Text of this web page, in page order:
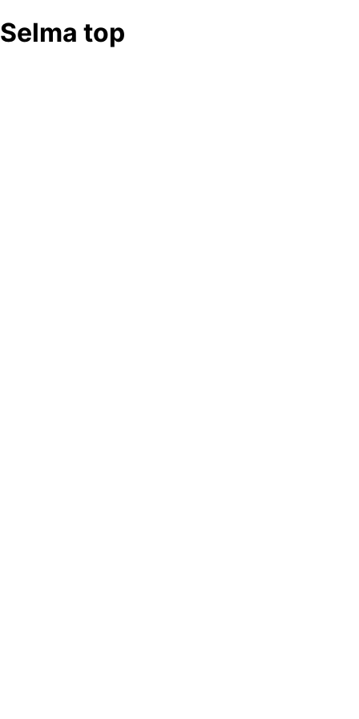
Selma top